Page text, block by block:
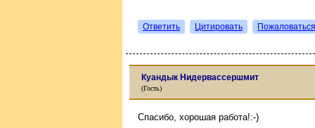
Ответить Цитировать Пожаловаться
Куандык Нидервассершмит
(Гость)
Спасибо, хорошая работа!:-)